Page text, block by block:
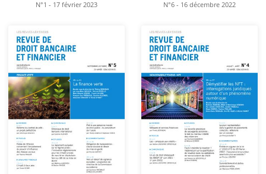
N°1 - 17 février 2023 N°6 - 16 décembre 2022